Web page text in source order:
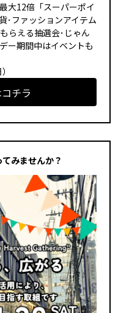
大12倍「スーパーポイ
･ファッションアイテム
らえる抽選会･じゃん
ー期間中はイベントも
チラ
みませんか？